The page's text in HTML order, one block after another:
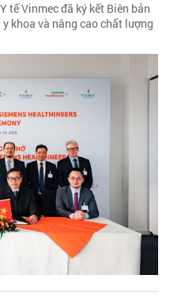
tế Vinmec đã ký kết Biên bản
khoa và nâng cao chất lượng